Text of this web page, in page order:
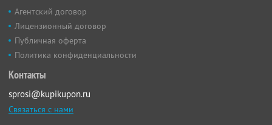
Агентский договор
Лицензионный договор
Публичная оферта
Политика конфиденциальности
Контакты
sprosi@kupikupon.ru
Связаться с нами